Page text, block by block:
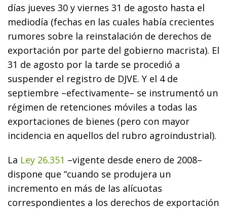
días jueves 30 y viernes 31 de agosto hasta el
mediodía (fechas en las cuales había crecientes
rumores sobre la reinstalación de derechos de
exportación por parte del gobierno macrista). El
31 de agosto por la tarde se procedió a
suspender el registro de DJVE. Y el 4 de
septiembre –efectivamente– se instrumentó un
régimen de retenciones móviles a todas las
exportaciones de bienes (pero con mayor
incidencia en aquellos del rubro agroindustrial).
La Ley 26.351 –vigente desde enero de 2008–
dispone que “cuando se produjera un
incremento en más de las alícuotas
correspondientes a los derechos de exportación